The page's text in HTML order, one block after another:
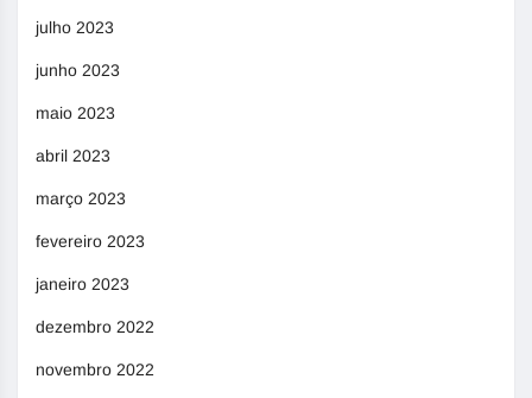
julho 2023
junho 2023
maio 2023
abril 2023
março 2023
fevereiro 2023
janeiro 2023
dezembro 2022
novembro 2022